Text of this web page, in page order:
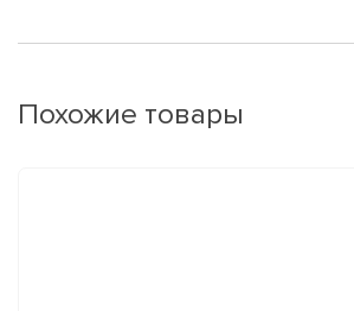
Похожие товары